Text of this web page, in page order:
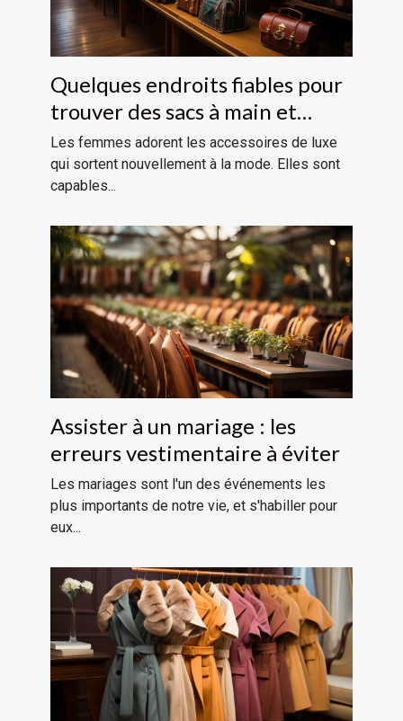
Quelques endroits fiables pour
trouver des sacs à main et
bijoux fantaisie
Les femmes adorent les accessoires de luxe
qui sortent nouvellement à la mode. Elles sont
capables...
Assister à un mariage : les
erreurs vestimentaire à éviter
Les mariages sont l'un des événements les
plus importants de notre vie, et s'habiller pour
eux...